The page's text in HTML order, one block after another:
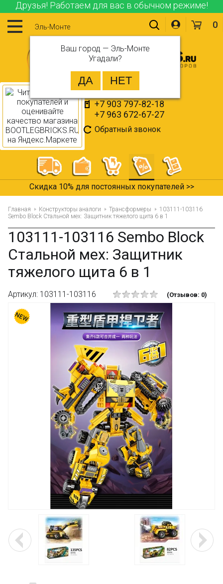
Друзья! Работаем для вас в обычном режиме!
Эль-Монте
Ваш город — Эль-Монте
Угадали?
+7 903 797-82-18
+7 963 672-67-27
Обратный звонок
0
Все товары в наличии >>
Главная Конструкторы аналоги Трансформеры
103111-103116
Sembo Block Стальной мех: Защитник тяжелого щита 6 в 1
103111-103116 Sembo Block
Стальной мех: Защитник
тяжелого щита 6 в 1
Артикул: 103111-103116 (Отзывов: 0)